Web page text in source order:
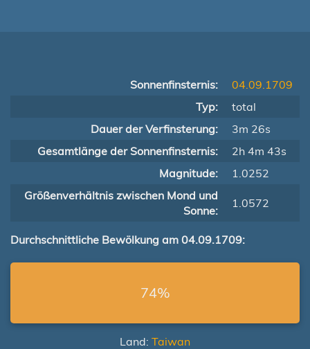
Sonnenfinsternis:
04.09.1709
Typ:
total
Dauer der Verfinsterung:
3m 26s
Gesamtlänge der Sonnenfinsternis:
2h 4m 43s
Magnitude:
1.0252
Größenverhältnis zwischen Mond und
Sonne:
1.0572
Durchschnittliche Bewölkung am 04.09.1709:
74%
Land: Taiwan